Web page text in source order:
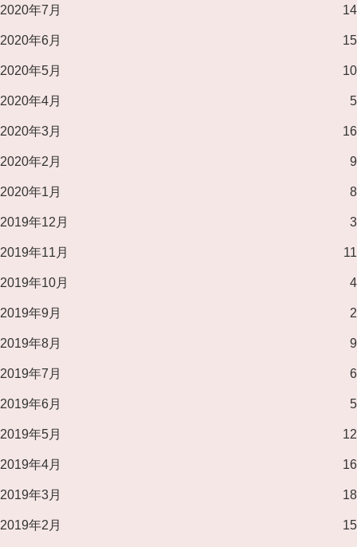
2020年7月 14
2020年6月 15
2020年5月 10
2020年4月 5
2020年3月 16
2020年2月 9
2020年1月 8
2019年12月 3
2019年11月 11
2019年10月 4
2019年9月 2
2019年8月 9
2019年7月 6
2019年6月 5
2019年5月 12
2019年4月 16
2019年3月 18
2019年2月 15